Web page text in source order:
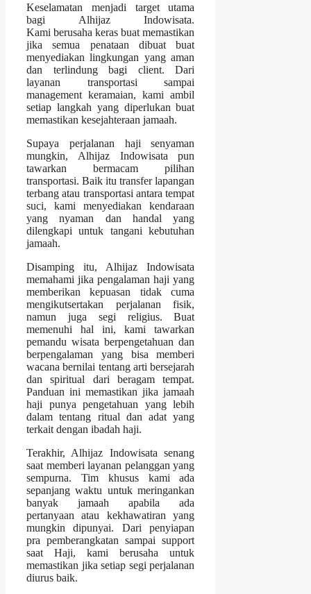
Keselamatan menjadi target utama
bagi Alhijaz Indowisata.
Kami berusaha keras buat memastikan
jika semua penataan dibuat buat
menyediakan lingkungan yang aman
dan terlindung bagi client. Dari
layanan transportasi sampai
management keramaian, kami ambil
setiap langkah yang diperlukan buat
memastikan kesejahteraan jamaah.
Supaya perjalanan haji senyaman
mungkin, Alhijaz Indowisata pun
tawarkan bermacam pilihan
transportasi. Baik itu transfer lapangan
terbang atau transportasi antara tempat
suci, kami menyediakan kendaraan
yang nyaman dan handal yang
dilengkapi untuk tangani kebutuhan
jamaah.
Disamping itu, Alhijaz Indowisata
memahami jika pengalaman haji yang
memberikan kepuasan tidak cuma
mengikutsertakan perjalanan fisik,
namun juga segi religius. Buat
memenuhi hal ini, kami tawarkan
pemandu wisata berpengetahuan dan
berpengalaman yang bisa memberi
wacana bernilai tentang arti bersejarah
dan spiritual dari beragam tempat.
Panduan ini memastikan jika jamaah
haji punya pengetahuan yang lebih
dalam tentang ritual dan adat yang
terkait dengan ibadah haji.
Terakhir, Alhijaz Indowisata senang
saat memberi layanan pelanggan yang
sempurna. Tim khusus kami ada
sepanjang waktu untuk meringankan
banyak jamaah apabila ada
pertanyaan atau kekhawatiran yang
mungkin dipunyai. Dari penyiapan
pra pemberangkatan sampai support
saat Haji, kami berusaha untuk
memastikan jika setiap segi perjalanan
diurus baik.